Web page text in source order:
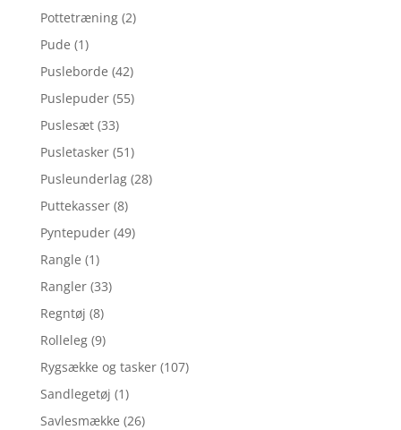
Pottetræning (2)
Pude (1)
Pusleborde (42)
Puslepuder (55)
Puslesæt (33)
Pusletasker (51)
Pusleunderlag (28)
Puttekasser (8)
Pyntepuder (49)
Rangle (1)
Rangler (33)
Regntøj (8)
Rolleleg (9)
Rygsække og tasker (107)
Sandlegetøj (1)
Savlesmække (26)